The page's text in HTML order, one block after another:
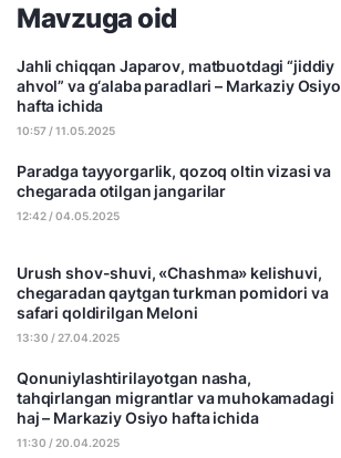
Mavzuga oid
Jahli chiqqan Japarov, matbuotdagi “jiddiy
ahvol” va g‘alaba paradlari – Markaziy Osiyo
hafta ichida
10:57 / 11.05.2025
Paradga tayyorgarlik, qozoq oltin vizasi va
chegarada otilgan jangarilar
12:42 / 04.05.2025
Urush shov-shuvi, «Chashma» kelishuvi,
chegaradan qaytgan turkman pomidori va
safari qoldirilgan Meloni
13:30 / 27.04.2025
Qonuniylashtirilayotgan nasha,
tahqirlangan migrantlar va muhokamadagi
haj – Markaziy Osiyo hafta ichida
11:30 / 20.04.2025